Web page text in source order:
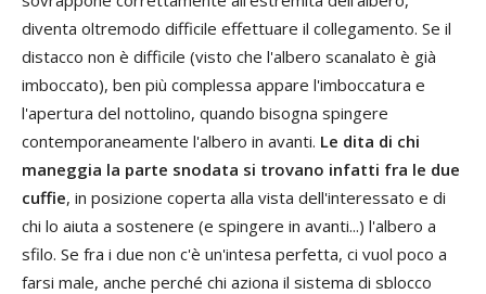
diventa oltremodo difficile effettuare il collegamento. Se il
distacco non è difficile (visto che l'albero scanalato è già
imboccato), ben più complessa appare l'imboccatura e
l'apertura del nottolino, quando bisogna spingere
contemporaneamente l'albero in avanti. Le dita di chi
maneggia la parte snodata si trovano infatti fra le due
cuffie, in posizione coperta alla vista dell'interessato e di
chi lo aiuta a sostenere (e spingere in avanti...) l'albero a
sfilo. Se fra i due non c'è un'intesa perfetta, ci vuol poco a
farsi male, anche perché chi aziona il sistema di sblocco